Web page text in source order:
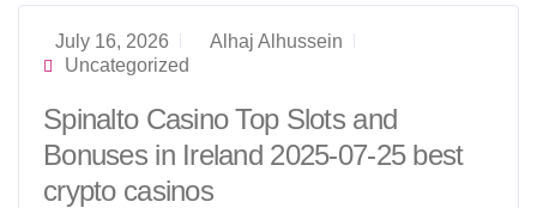
July 16, 2026
Alhaj Alhussein
Uncategorized
Spinalto Casino Top Slots and
Bonuses in Ireland 2025-07-25 best
crypto casinos